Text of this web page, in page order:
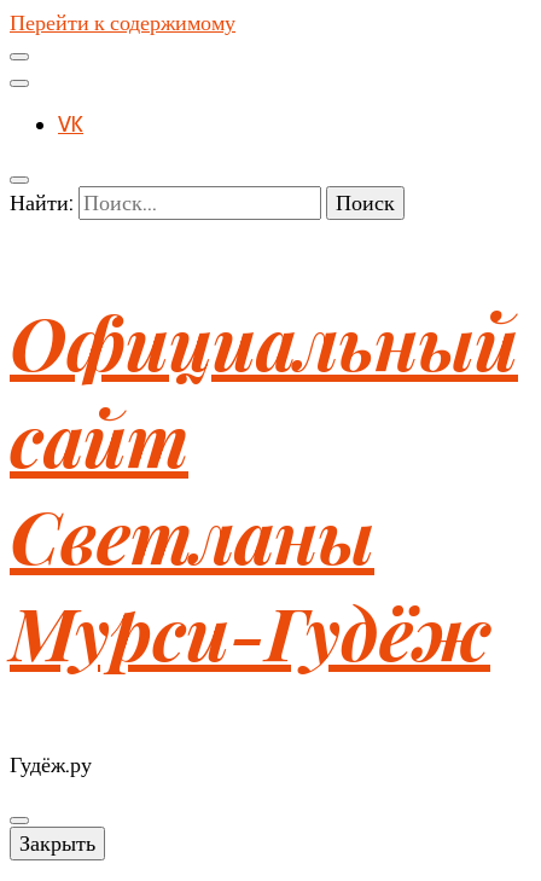
Перейти к содержимому
VK
Найти:
Официальный
сайт
Светланы
Мурси-Гудёж
Гудёж.ру
Закрыть